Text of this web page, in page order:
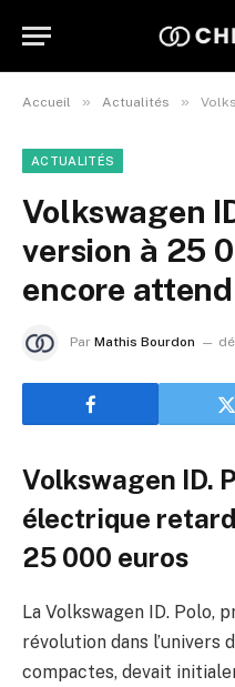
Accueil » Actualités »
ACTUALITÉS
Volkswagen
version à 25
encore
Par Mathis Bourdon
Volkswagen ID.
électrique
25 000 euros
La Volkswagen ID. Polo,
révolution dans l’univers
compactes, devait